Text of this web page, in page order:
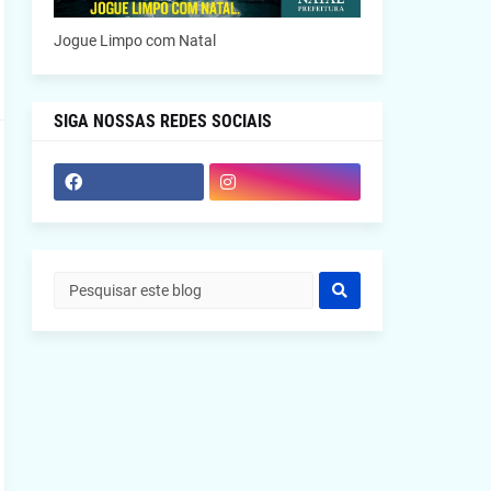
Jogue Limpo com Natal
SIGA NOSSAS REDES SOCIAIS